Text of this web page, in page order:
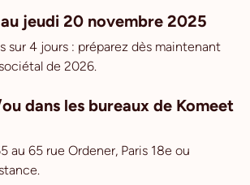
au jeudi 20 novembre 2025
sur 4 jours : préparez dès maintenant
de 2026.
dans les bureaux de Komeet
au 65 rue Ordener, Paris 18e ou